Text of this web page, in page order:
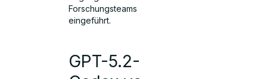
Forschungsteams
eingeführt.
GPT-5.2-